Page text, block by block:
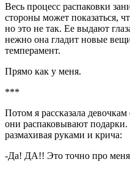
Весь процесс распаковки
стороны может показаться,
но это не так. Ее выдают
нежно она гладит новые
темперамент.
Прямо как у меня.
***
Потом я рассказала
они распаковывают
размахивая руками и крича:
-Да! ДА!! Это точно про